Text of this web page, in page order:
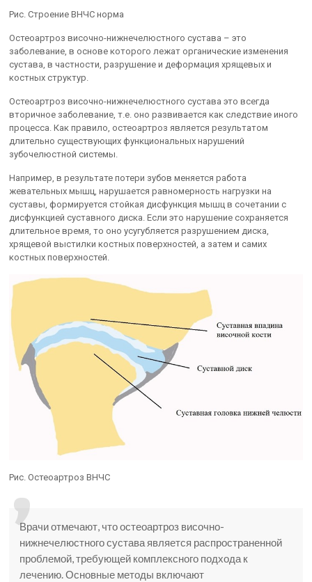
Рис. Строение ВНЧС норма
Остеоартроз височно-нижнечелюстного сустава – это
заболевание, в основе которого лежат органические изменения
сустава, в частности, разрушение и деформация хрящевых и
костных структур.
Остеоартроз височно-нижнечелюстного сустава это всегда
вторичное заболевание, т.е. оно развивается как следствие иного
процесса. Как правило, остеоартроз является результатом
длительно существующих функциональных нарушений
зубочелюстной системы.
Например, в результате потери зубов меняется работа
жевательных мышц, нарушается равномерность нагрузки на
суставы, формируется стойкая дисфункция мышц в сочетании с
дисфункцией суставного диска. Если это нарушение сохраняется
длительное время, то оно усугубляется разрушением диска,
хрящевой выстилки костных поверхностей, а затем и самих
костных поверхностей.
Рис. Остеоартроз ВНЧС
Врачи отмечают, что остеоартроз височно-
нижнечелюстного сустава является распространенной
проблемой, требующей комплексного подхода к
лечению. Основные методы включают